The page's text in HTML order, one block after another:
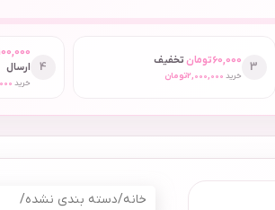
3
60,000تومان تخفیف
خرید 2,000,000تومان
4
ارسال
خرید
خانه/دسته بندی نشده/